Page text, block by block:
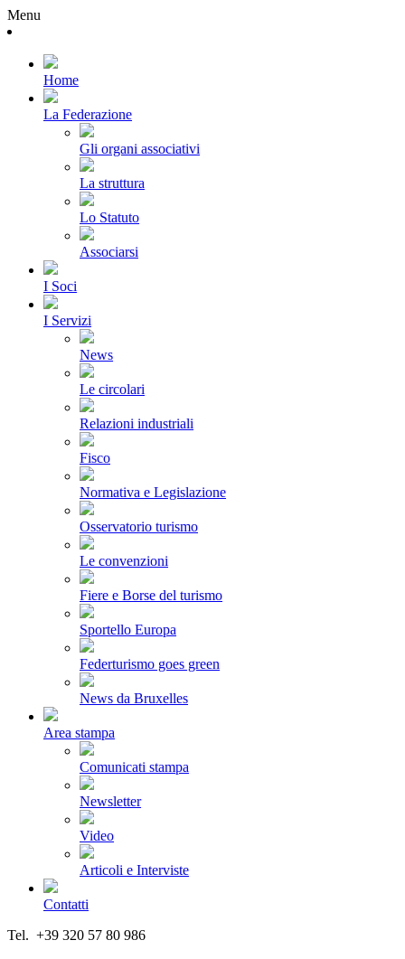
Menu
Home
La Federazione
Gli organi associativi
La struttura
Lo Statuto
Associarsi
I Soci
I Servizi
News
Le circolari
Relazioni industriali
Fisco
Normativa e Legislazione
Osservatorio turismo
Le convenzioni
Fiere e Borse del turismo
Sportello Europa
Federturismo goes green
News da Bruxelles
Area stampa
Comunicati stampa
Newsletter
Video
Articoli e Interviste
Contatti
Tel. +39 320 57 80 986